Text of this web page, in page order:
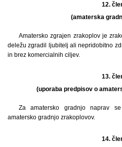
12.
(amaterska
Amatersko zgrajen zrakoplov je
deležu zgradil ljubitelj ali nepridobitno
in brez komercialnih ciljev.
13.
(uporaba predpisov o
Za amatersko gradnjo naprav
amatersko gradnjo zrakoplovov.
14.